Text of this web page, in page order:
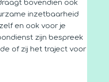
bovendien ook
inzetbaarheid
en ook voor je
zijn bespreek
of zij het traject voor